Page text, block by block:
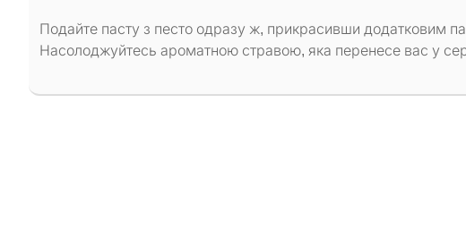
Подайте пасту з песто одразу ж, прикрасивши додатковим
Насолоджуйтесь ароматною стравою, яка перенесе вас у